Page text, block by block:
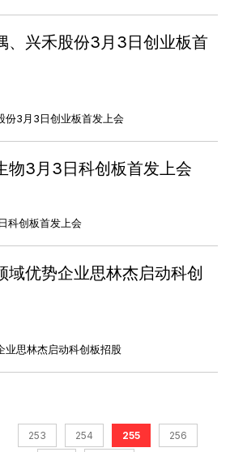
、兴禾股份3月3日创业板首
份3月3日创业板首发上会
物3月3日科创板首发上会
科创板首发上会
域优势企业思林杰启动科创
业思林杰启动科创板招股
253 254 255 256